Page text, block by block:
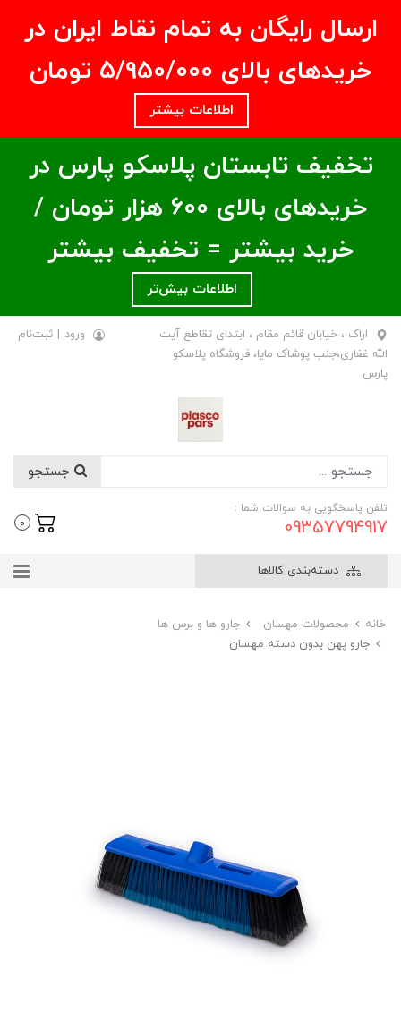
ارسال رایگان به تمام نقاط ایران در
خریدهای بالای ۵/950/000 تومان
اطلاعات بیشتر
تخفیف تابستان پلاسکو پارس در
خریدهای بالای ۶00 هزار تومان /
خرید بیشتر = تخفیف بیشتر
اطلاعات بیش‌تر
اراک ، خیابان قائم مقام ، ابتدای تقاطع آیت
الله غفاری،جنب پوشاک مایا، فروشگاه پلاسکو
پارس
ورود | ثبت‌نام
تلفن پاسخگویی به سوالات شما :
09357794917
0
دسته‌بندی کالاها
خانه محصولات مهسان
جارو ها و برس ها
جارو پهن بدون دسته مهسان